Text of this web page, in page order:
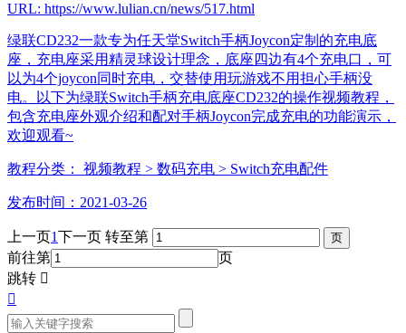
URL: https://www.lulian.cn/news/517.html
绿联CD232一款专为任天堂Switch手柄Joycon定制的充电底
座，充电座采用精灵球设计理念，底座四边有4个充电口，可
以为4个joycon同时充电，交替使用玩游戏不用担心手柄没
电。以下为绿联Switch手柄充电底座CD232的操作视频教程，
包含充电座外观介绍和配对手柄Joycon完成充电的功能演示，
欢迎观看~
教程分类： 视频教程 > 数码充电 > Switch充电配件
发布时间：2021-03-26
上一页1下一页 转至第
前往第
页
跳转 
